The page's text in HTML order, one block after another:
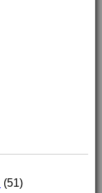
(51)